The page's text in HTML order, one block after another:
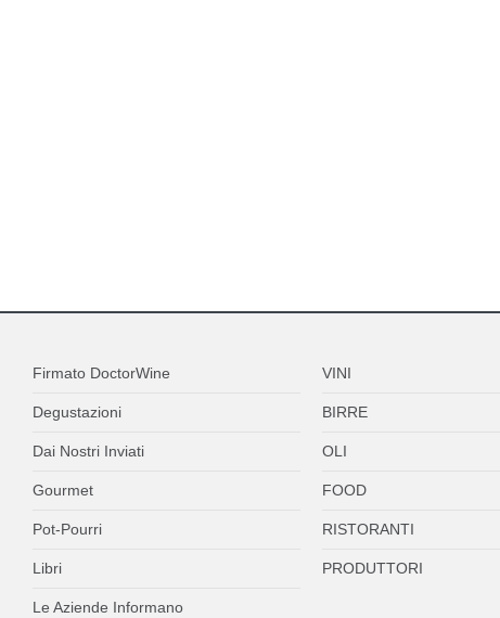
Firmato DoctorWine
Degustazioni
Dai Nostri Inviati
Gourmet
Pot-Pourri
Libri
Le Aziende Informano
VINI
BIRRE
OLI
FOOD
RISTORANTI
PRODUTTORI